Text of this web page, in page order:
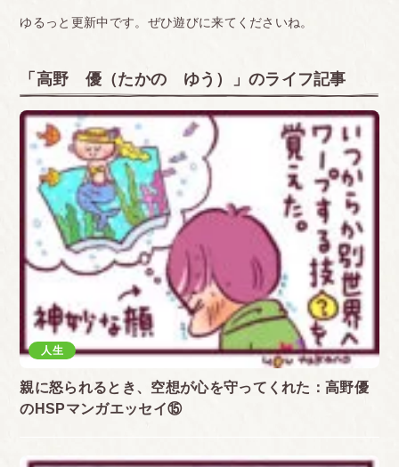
ゆるっと更新中です。ぜひ遊びに来てくださいね。
「高野 優（たかの ゆう）」のライフ記事
人生
親に怒られるとき、空想が心を守ってくれた：高野優
のHSPマンガエッセイ⑮